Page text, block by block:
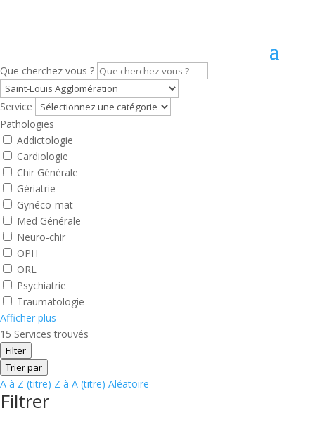
Que cherchez vous ?
Service
Pathologies
Addictologie
Cardiologie
Chir Générale
Gériatrie
Gynéco-mat
Med Générale
Neuro-chir
OPH
ORL
Psychiatrie
Traumatologie
Afficher plus
15 Services trouvés
Filter
Trier par
A à Z (titre) Z à A (titre) Aléatoire
Filtrer